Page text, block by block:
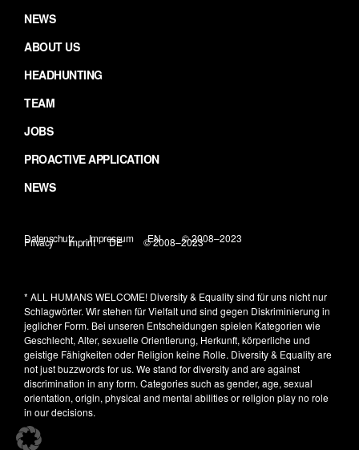
NEWS
ABOUT US
HEADHUNTING
TEAM
JOBS
PROACTIVE APPLICATION
NEWS
Datenschutz Impressum EN © 2008–2023
Privacy Imprint DE © 2008–2023
* ALL HUMANS WELCOME! Diversity & Equality sind für uns nicht nur
Schlagwörter. Wir stehen für Vielfalt und sind gegen Diskriminierung in
jeglicher Form. Bei unseren Entscheidungen spielen Kategorien wie
Geschlecht, Alter, sexuelle Orientierung, Herkunft, körperliche und
geistige Fähigkeiten oder Religion keine Rolle. Diversity & Equality are
not just buzzwords for us. We stand for diversity and are against
discrimination in any form. Categories such as gender, age, sexual
orientation, origin, physical and mental abilities or religion play no role
in our decisions.